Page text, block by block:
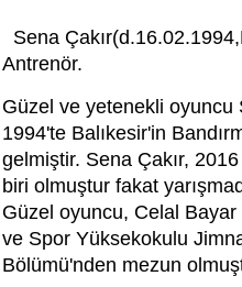
Sena
Antrenör.
Güzel ve yetenekli oyuncu
1994'te Balıkesir'in
gelmiştir. Sena Çakır,
biri olmuştur fakat
Güzel oyuncu, Celal
ve Spor Yüksekokulu
Bölümü'nden mezun